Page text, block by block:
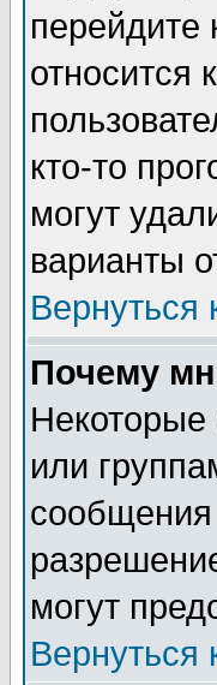
перейдите
относится
кто-то
могут
варианты
Вернуться
Почему
или
сообщения
могут
Вернуться